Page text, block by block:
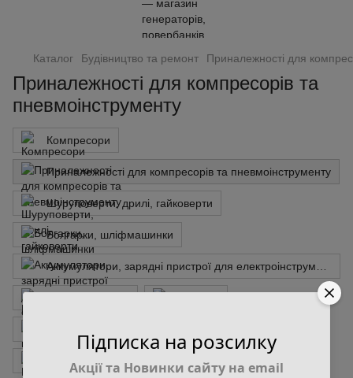
Каталог Будівництво та ремонт Приналежності для
Приналежності для компресорів та
пневмоінструменту
Компресори
Приналежності для компресорів та пневмоінструменту
Шуруповерти, дрилі, гайковерти
Болгарки, шліфмашинки
Набори свердл Набори ключів, інструментів
Підписка на розсилку
Акції та Новинки сайту на email